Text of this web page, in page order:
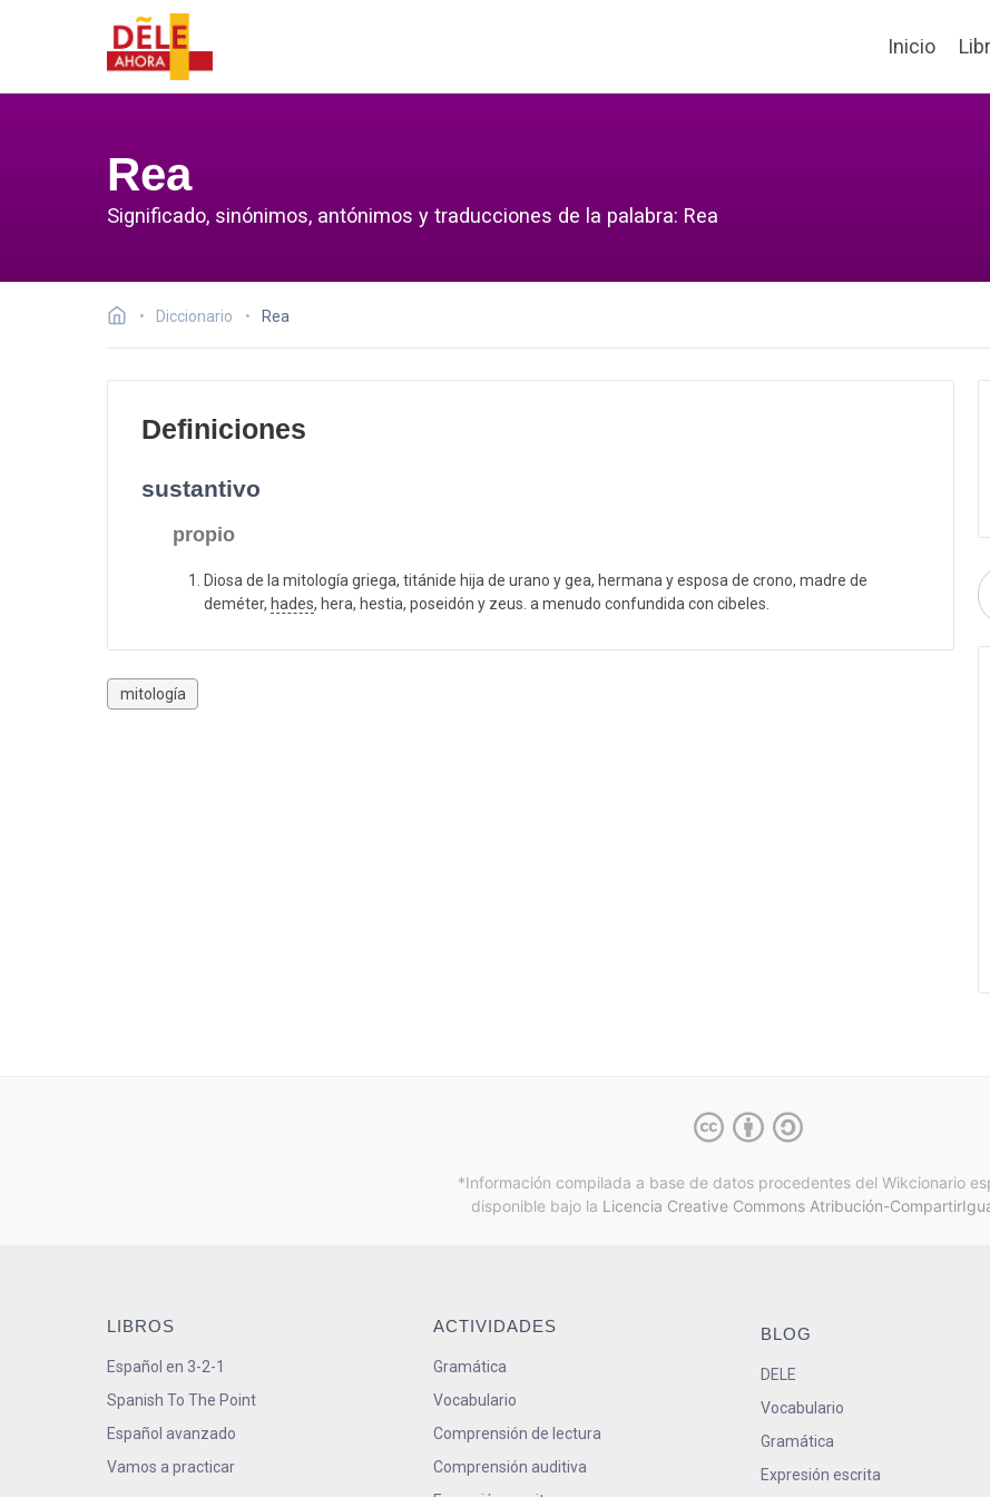
Inicio
Rea
Significado, sinónimos, antónimos y traducciones de la palabra: Rea
Diccionario Rea
Definiciones
sustantivo
propio
Diosa de la mitología griega, titánide hija de urano y gea, hermana y esposa de crono, madre de
deméter, hades, hera, hestia, poseidón y zeus. a menudo confundida con cibeles.
mitología
*Información compilada a base de datos procedentes del Wikcionario
disponible bajo la Licencia Creative Commons Atribución-
LIBROS
Español en 3-2-1
Spanish To The Point
Español avanzado
Vamos a practicar
ACTIVIDADES
Gramática
Vocabulario
Comprensión de lectura
Comprensión auditiva
BLOG
DELE
Vocabulario
Gramática
Expresión escrita